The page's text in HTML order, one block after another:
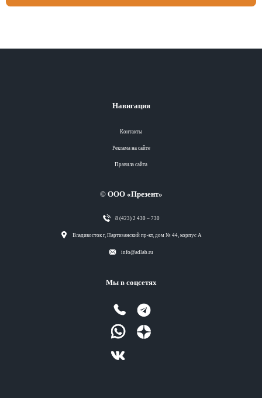
Навигация
Контакты
Реклама на сайте
Правила сайта
© ООО «Презент»
8 (423) 2 430 – 730
Владивосток г, Партизанский пр-кт, дом № 44, корпус А
info@adlab.ru
Мы в соцсетях